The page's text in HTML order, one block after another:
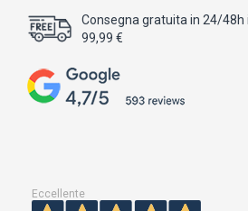
Consegna gratuita in 24/48h
99,99 €
Eccellente